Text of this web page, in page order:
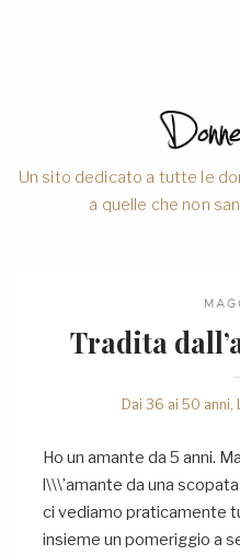
Un sito dedicato a tutte le
a quelle che non
Tradita
Dai 36 ai 50 anni,
Ho un amante da 5 anni.
l\\\’amante da una
ci vediamo praticamente
insieme un pomeriggio a